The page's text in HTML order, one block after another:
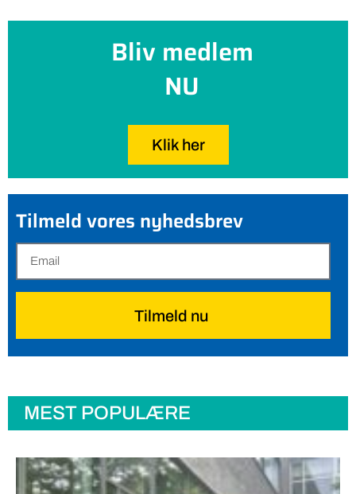
Bliv medlem
NU
Klik her
Tilmeld vores nyhedsbrev
Tilmeld nu
MEST POPULÆRE